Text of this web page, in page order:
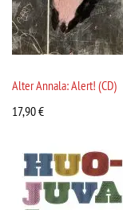
Alter Annala: Alert! (CD)
17,90€